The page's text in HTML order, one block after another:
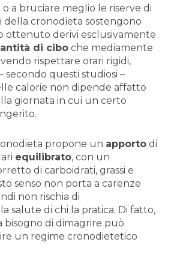
a bruciare meglio le riserve di
della cronodieta sostengono
ottenuto derivi esclusivamente
di cibo che mediamente
rispettare orari rigidi,
secondo questi studiosi –
calorie non dipende affatto
giornata in cui un certo
propone un apporto di
equilibrato, con un
di carboidrati, grassi e
senso non porta a carenze
non rischia di
salute di chi la pratica. Di fatto,
bisogno di dimagrire può
un regime cronodietetico